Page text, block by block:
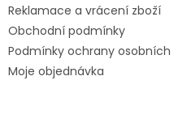
Reklamace a vrácení zboží
Obchodní podmínky
Podmínky ochrany osobních
Moje objednávka